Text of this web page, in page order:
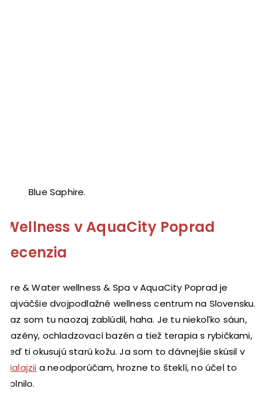
Blue Saphire.
Wellness v AquaCity Poprad
recenzia
Fire & Water wellness & Spa v AquaCity Poprad je
najväčšie dvojpodlažné wellness centrum na Slovensku.
Raz som tu naozaj zablúdil, haha. Je tu niekoľko sáun,
bazény, ochladzovací bazén a tiež terapia s rybičkami,
keď ti okusujú starú kožu. Ja som to dávnejšie skúsil v
Malajzii a neodporúčam, hrozne to šteklí, no účel to
splnilo.